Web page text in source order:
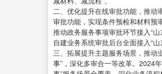
二、优化提升在线审批功能，推动
审批功能，实现条件预检和材料预
推动政务服务事项审批环节接入“
自建业务系统审批后台全面接入“山
三、拓展提升主题服务场景，推动
事”，深化多审合一等改革。2024